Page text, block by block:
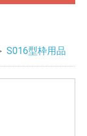
S016型枠用品